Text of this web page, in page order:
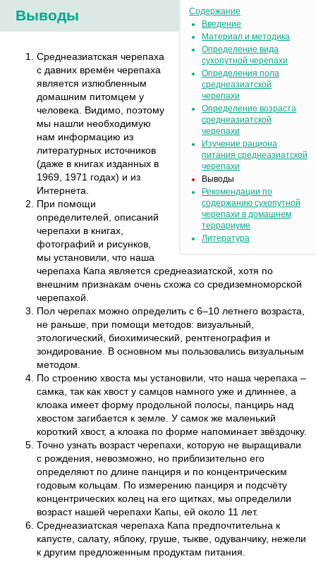
Содержание
Введение
Материал и методика
Определение вида
сухопутной черепахи
Определения пола
среднеазиатской
черепахи
Определение возраста
среднеазиатской
черепахи
Изучение рациона
питания среднеазиатской
черепахи
Выводы
Рекомендации по
содержанию сухопутной
черепахи в домашнем
террариуме
Литература
Выводы
Среднеазиатская черепаха
с давних времён черепаха
является излюбленным
домашним питомцем у
человека. Видимо, поэтому
мы нашли необходимую
нам информацию из
литературных источников
(даже в книгах изданных в
1969, 1971 годах) и из
Интернета.
При помощи
определителей, описаний
черепахи в книгах,
фотографий и рисунков,
мы установили, что наша
черепаха Капа является среднеазиатской, хотя по
внешним признакам очень схожа со средиземноморской
черепахой.
Пол черепах можно определить с 6–10 летнего возраста,
не раньше, при помощи методов: визуальный,
этологический, биохимический, рентгенография и
зондирование. В основном мы пользовались визуальным
методом.
По строению хвоста мы установили, что наша черепаха –
самка, так как хвост у самцов намного уже и длиннее, а
клоака имеет форму продольной полосы, панцирь над
хвостом загибается к земле. У самок же маленький
короткий хвост, а клоака по форме напоминает звёздочку.
Точно узнать возраст черепахи, которую не выращивали
с рождения, невозможно, но приблизительно его
определяют по длине панциря и по концентрическим
годовым кольцам. По измерению панциря и подсчёту
концентрических колец на его щитках, мы определили
возраст нашей черепахи Капы, ей около 11 лет.
Среднеазиатская черепаха Капа предпочтительна к
капусте, салату, яблоку, груше, тыкве, одуванчику, нежели
к другим предложенным продуктам питания.